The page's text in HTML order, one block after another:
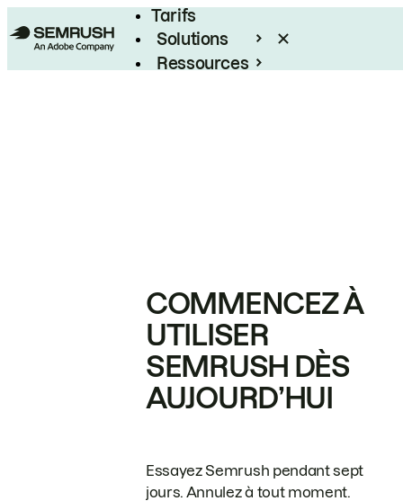
Tarifs
Solutions
Ressources
COMMENCEZ À
UTILISER
SEMRUSH DÈS
AUJOURD’HUI
Essayez Semrush pendant sept
jours. Annulez à tout moment.